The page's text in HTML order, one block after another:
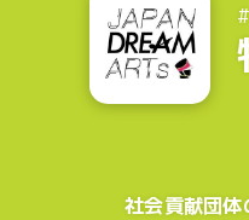
社会貢献団体